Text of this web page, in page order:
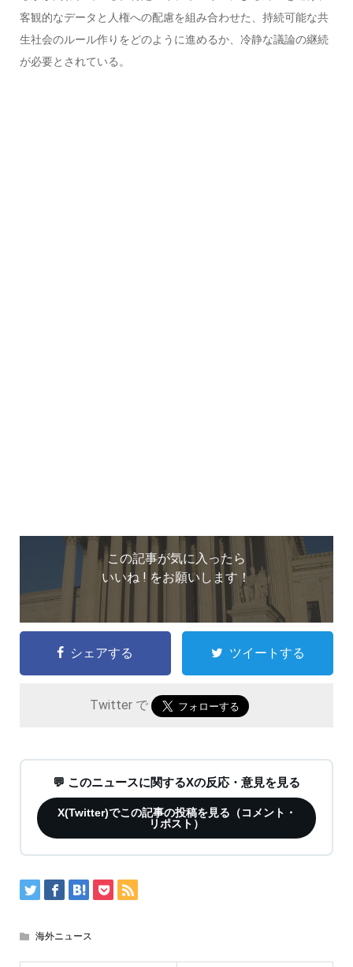
客観的なデータと人権への配慮を組み合わせた、持続可能な共
生社会のルール作りをどのように進めるか、冷静な議論の継続
が必要とされている。
この記事が気に入ったら
いいね ! をお願いします！
シェアする ツイートする
Twitter で
💬 このニュースに関するXの反応・意見を見る
X(Twitter)でこの記事の投稿を見る（コメント・
リポスト）
海外ニュース